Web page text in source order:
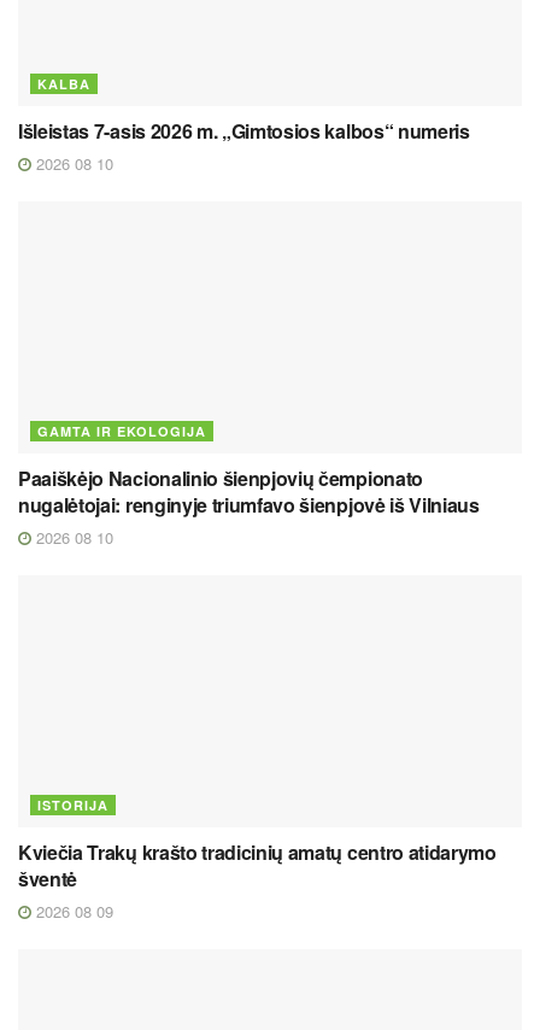
KALBA
Išleistas 7-asis 2026 m. „Gimtosios kalbos“ numeris
2026 08 10
GAMTA IR EKOLOGIJA
Paaiškėjo Nacionalinio šienpjovių čempionato
nugalėtojai: renginyje triumfavo šienpjovė iš Vilniaus
2026 08 10
ISTORIJA
Kviečia Trakų krašto tradicinių amatų centro atidarymo
šventė
2026 08 09